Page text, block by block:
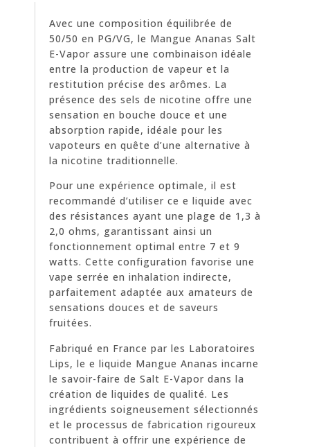
Avec une composition équilibrée de
50/50 en PG/VG, le Mangue Ananas Salt
E-Vapor assure une combinaison idéale
entre la production de vapeur et la
restitution précise des arômes. La
présence des sels de nicotine offre une
sensation en bouche douce et une
absorption rapide, idéale pour les
vapoteurs en quête d’une alternative à
la nicotine traditionnelle.
Pour une expérience optimale, il est
recommandé d’utiliser ce e liquide avec
des résistances ayant une plage de 1,3 à
2,0 ohms, garantissant ainsi un
fonctionnement optimal entre 7 et 9
watts. Cette configuration favorise une
vape serrée en inhalation indirecte,
parfaitement adaptée aux amateurs de
sensations douces et de saveurs
fruitées.
Fabriqué en France par les Laboratoires
Lips, le e liquide Mangue Ananas incarne
le savoir-faire de Salt E-Vapor dans la
création de liquides de qualité. Les
ingrédients soigneusement sélectionnés
et le processus de fabrication rigoureux
contribuent à offrir une expérience de